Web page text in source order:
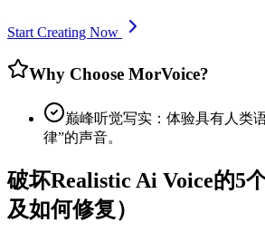
Start Creating Now
Why Choose MorVoice?
巅峰听觉写实：体验具有人类
律”的声音。
破坏Realistic Ai Voice的5
及如何修复）